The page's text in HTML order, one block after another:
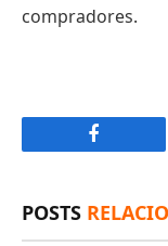
compradores.
Facebook
POSTS